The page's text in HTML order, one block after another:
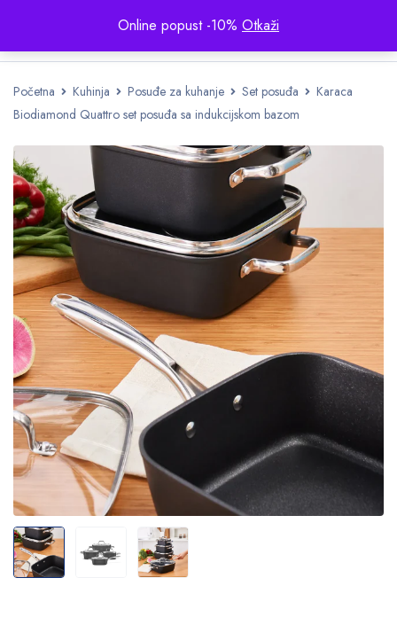
Online popust -10% Otkaži
Početna Kuhinja Posuđe za kuhanje Set posuđa
Karaca
Biodiamond Quattro set posuđa sa indukcijskom bazom